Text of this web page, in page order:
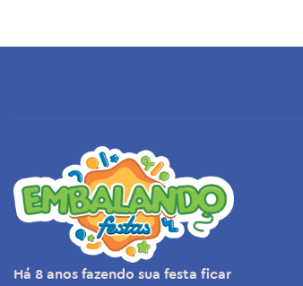
Há 8 anos fazendo sua festa ficar